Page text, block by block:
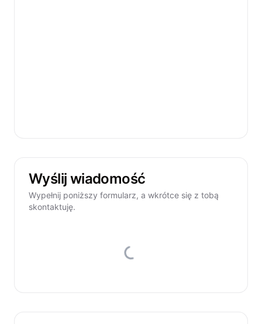
Wyślij wiadomość
Wypełnij poniższy formularz, a wkrótce się z tobą
skontaktuję.